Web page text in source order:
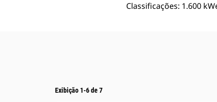
Classificações: 1.600
Exibição 1-6 de 7